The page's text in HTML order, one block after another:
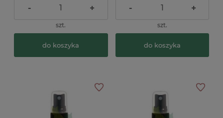
- +
szt.
do koszyka
- +
szt.
do koszyka